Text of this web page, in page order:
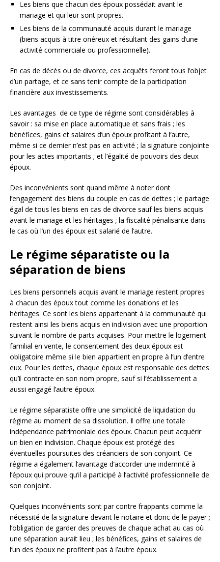
Les biens que chacun des époux possédait avant le
mariage et qui leur sont propres.
Les biens de la communauté acquis durant le mariage
(biens acquis à titre onéreux et résultant des gains d’une
activité commerciale ou professionnelle).
En cas de décès ou de divorce, ces acquêts feront tous l’objet
d’un partage, et ce sans tenir compte de la participation
financière aux investissements.
Les avantages de ce type de régime sont considérables à
savoir : sa mise en place automatique et sans frais ; les
bénéfices, gains et salaires d’un époux profitant à l’autre,
même si ce dernier n’est pas en activité ; la signature conjointe
pour les actes importants ; et l’égalité de pouvoirs des deux
époux.
Des inconvénients sont quand même à noter dont
l’engagement des biens du couple en cas de dettes ; le partage
égal de tous les biens en cas de divorce sauf les biens acquis
avant le mariage et les héritages ; la fiscalité pénalisante dans
le cas où l’un des époux est salarié de l’autre.
Le régime séparatiste ou la
séparation de biens
Les biens personnels acquis avant le mariage restent propres
à chacun des époux tout comme les donations et les
héritages. Ce sont les biens appartenant à la communauté qui
restent ainsi les biens acquis en indivision avec une proportion
suivant le nombre de parts acquises. Pour mettre le logement
familial en vente, le consentement des deux époux est
obligatoire même si le bien appartient en propre à l’un d’entre
eux. Pour les dettes, chaque époux est responsable des dettes
qu’il contracte en son nom propre, sauf si l’établissement a
aussi engagé l’autre époux.
Le régime séparatiste offre une simplicité de liquidation du
régime au moment de sa dissolution. Il offre une totale
indépendance patrimoniale des époux. Chacun peut acquérir
un bien en indivision. Chaque époux est protégé des
éventuelles poursuites des créanciers de son conjoint. Ce
régime a également l’avantage d’accorder une indemnité à
l’époux qui prouve qu’il a participé à l’activité professionnelle de
son conjoint.
Quelques inconvénients sont par contre frappants comme la
nécessité de la signature devant le notaire et donc de le payer ;
l’obligation de garder des preuves de chaque achat au cas où
une séparation aurait lieu ; les bénéfices, gains et salaires de
l’un des époux ne profitent pas à l’autre époux.